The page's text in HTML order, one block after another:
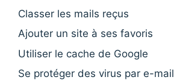
Classer les mails reçus
Ajouter un site à ses favoris
Utiliser le cache de Google
Se protéger des virus par e-mail